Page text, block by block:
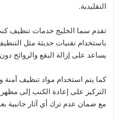
التقليدية.
تقدم سما الخليج خدمات تنظيف
باستخدام تقنيات حديثة مثل
يساعد على إزالة البقع والروائح
كما يتم استخدام مواد تنظيف آمنة
التركيز على إعادة الكنب إلى
مع ضمان عدم ترك أي آثار جانبية